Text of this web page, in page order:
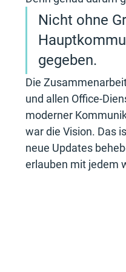
Nicht ohne
gegeben.
Die
und allen Office-
moderner
war die Vision. Das
neue Updates
erlauben mit jedem